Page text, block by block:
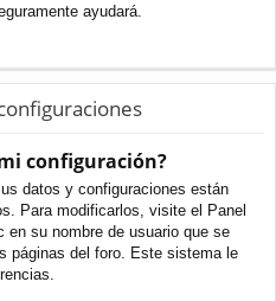
ayudará.
configuración?
datos y configuraciones están
Para modificarlos, visite el Panel
en su nombre de usuario que se
páginas del foro. Este sistema le